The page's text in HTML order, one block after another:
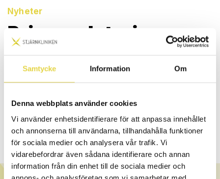
Samtycke Information Om
Denna webbplats använder cookies
Vi använder enhetsidentifierare för att anpassa innehållet
och annonserna till användarna, tillhandahålla funktioner
för sociala medier och analysera vår trafik. Vi
vidarebefordrar även sådana identifierare och annan
information från din enhet till de sociala medier och
Nyheter
Prisuppdatering
Bäste kund, även vi på Stjärnkliniken behöver följa
marknadsutvecklingen baserat på hyror, el och varor och
Genomförda bokningar innan detta datum betalas självklart
Mvh Stjärnkliniken